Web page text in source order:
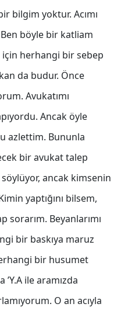
bilgim yoktur. Acımı
böyle bir katliam
için herhangi bir sebep
da budur. Önce
Avukatımı
Ancak öyle
azlettim. Bununla
bir avukat talep
ancak kimsenin
yaptığını bilsem,
Beyanlarımı
bir baskıya maruz
bir husumet
ile aramızda
O an acıyla